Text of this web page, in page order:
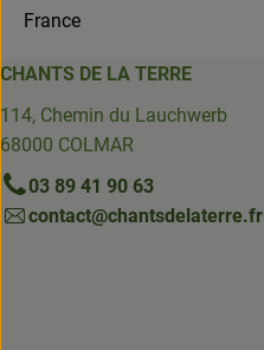
France
CHANTS DE LA TERRE
114, Chemin du Lauchwerb
68000 COLMAR
03 89 41 90 63
contact@chantsdelaterre.fr